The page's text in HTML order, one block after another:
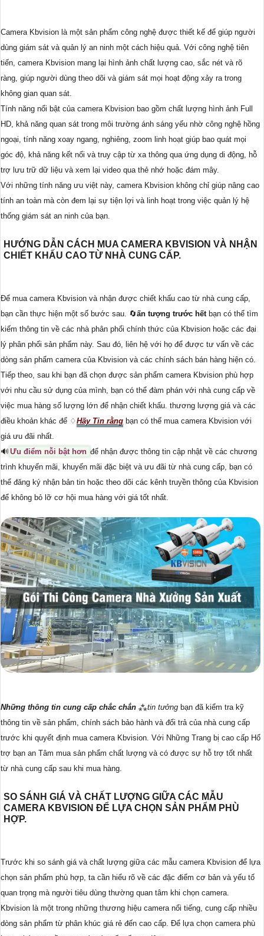
Camera Kbvision là một sản phẩm công nghệ được thiết kế để giúp người
dùng giám sát và quản lý an ninh một cách hiệu quả. Với công nghệ tiên
tiến, camera Kbvision mang lại hình ảnh chất lượng cao, sắc nét và rõ
ràng, giúp người dùng theo dõi và giám sát mọi hoạt động xảy ra trong
không gian quan sát.
Tính năng nổi bật của camera Kbvision bao gồm chất lượng hình ảnh Full
HD, khả năng quan sát trong môi trường ánh sáng yếu nhờ công nghệ hồng
ngoại, tính năng xoay ngang, nghiêng, zoom linh hoạt giúp bao quát mọi
góc độ, khả năng kết nối và truy cập từ xa thông qua ứng dụng di động, hỗ
trợ lưu trữ dữ liệu và xem lại video qua thẻ nhớ hoặc đám mây.
Với những tính năng ưu việt này, camera Kbvision không chỉ giúp nâng cao
tính an toàn mà còn đem lại sự tiện lợi và linh hoạt trong việc quản lý hệ
thống giám sát an ninh của bạn.
HƯỚNG DẪN CÁCH MUA CAMERA KBVISION VÀ NHẬN
CHIẾT KHẤU CAO TỪ NHÀ CUNG CẤP.
Để mua camera Kbvision và nhận được chiết khấu cao từ nhà cung cấp,
bạn cần thực hiện một số bước sau. 🔄ấn tượng trước hết bạn có thể tìm
kiếm thông tin về các nhà phân phối chính thức của Kbvision hoặc các đại
lý phân phối sản phẩm này. Sau đó, liên hệ với họ để được tư vấn về các
dòng sản phẩm camera của Kbvision và các chính sách bán hàng hiện có.
Tiếp theo, sau khi bạn đã chọn được sản phẩm camera Kbvision phù hợp
với nhu cầu sử dụng của mình, bạn có thể đàm phán với nhà cung cấp về
việc mua hàng số lượng lớn để nhận chiết khấu. thương lượng giá và các
điều khoản khác để ♢Hãy Tin rằng bạn có thể mua camera Kbvision với
giá ưu đãi nhất.
🔊 Ưu điểm nỗi bật hơn để nhận được thông tin cập nhật về các chương
trình khuyến mãi, khuyến mãi đặc biệt và ưu đãi từ nhà cung cấp, bạn có
thể đăng ký nhận bản tin hoặc theo dõi các kênh truyền thông của Kbvision
để không bỏ lỡ cơ hội mua hàng với giá tốt nhất.
Những thông tin cung cấp chắc chắn ⁂tin tưởng bạn đã kiểm tra kỹ
thông tin về sản phẩm, chính sách bảo hành và đổi trả của nhà cung cấp
trước khi quyết định mua camera Kbvision. Với Những Trang bị cao cấp Hổ
trợ bạn an Tâm mua sản phẩm chất lượng và có được sự hỗ trợ tốt nhất
từ nhà cung cấp sau khi mua hàng.
SO SÁNH GIÁ VÀ CHẤT LƯỢNG GIỮA CÁC MẪU
CAMERA KBVISION ĐỂ LỰA CHỌN SẢN PHẨM PHÙ
HỢP.
Trước khi so sánh giá và chất lượng giữa các mẫu camera Kbvision để lựa
chọn sản phẩm phù hợp, ta cần hiểu rõ về các đặc điểm cơ bản và yếu tố
quan trọng mà người tiêu dùng thường quan tâm khi chọn camera.
Kbvision là một trong những thương hiệu camera nổi tiếng, cung cấp nhiều
dòng sản phẩm từ phân khúc giá rẻ đến cao cấp. Để lựa chọn camera phù